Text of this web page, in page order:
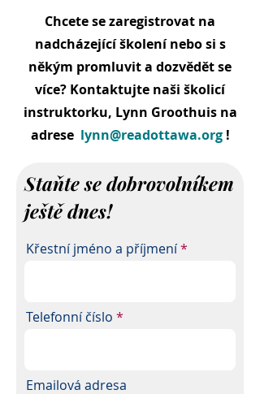
Chcete se zaregistrovat na
nadcházející školení nebo si s
někým promluvit a dozvědět se
více? Kontaktujte naši školicí
instruktorku, Lynn Groothuis na
adrese lynn@readottawa.org !
Staňte se dobrovolníkem
ještě dnes!
Křestní jméno a příjmení
Telefonní číslo
Emailová adresa